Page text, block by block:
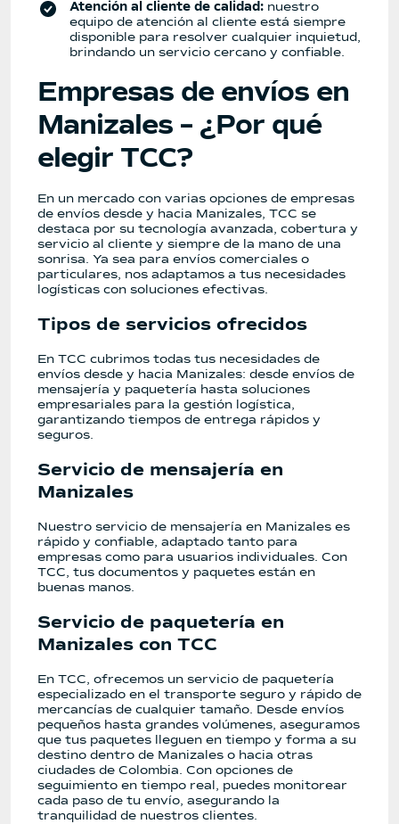
Atención al cliente de calidad: nuestro
equipo de atención al cliente está siempre
disponible para resolver cualquier inquietud,
brindando un servicio cercano y confiable.
Empresas de envíos en
Manizales – ¿Por qué
elegir TCC?
En un mercado con varias opciones de empresas
de envíos desde y hacia Manizales, TCC se
destaca por su tecnología avanzada, cobertura y
servicio al cliente y siempre de la mano de una
sonrisa. Ya sea para envíos comerciales o
particulares, nos adaptamos a tus necesidades
logísticas con soluciones efectivas.
Tipos de servicios ofrecidos
En TCC cubrimos todas tus necesidades de
envíos desde y hacia Manizales: desde envíos de
mensajería y paquetería hasta soluciones
empresariales para la gestión logística,
garantizando tiempos de entrega rápidos y
seguros.
Servicio de mensajería en
Manizales
Nuestro servicio de mensajería en Manizales es
rápido y confiable, adaptado tanto para
empresas como para usuarios individuales. Con
TCC, tus documentos y paquetes están en
buenas manos.
Servicio de paquetería en
Manizales con TCC
En TCC, ofrecemos un servicio de paquetería
especializado en el transporte seguro y rápido de
mercancías de cualquier tamaño. Desde envíos
pequeños hasta grandes volúmenes, aseguramos
que tus paquetes lleguen en tiempo y forma a su
destino dentro de Manizales o hacia otras
ciudades de Colombia. Con opciones de
seguimiento en tiempo real, puedes monitorear
cada paso de tu envío, asegurando la
tranquilidad de nuestros clientes.